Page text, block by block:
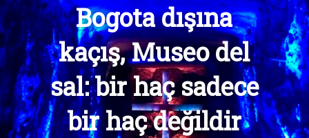
Bogota dışına
kaçış, Museo del
sal: bir haç sadece
bir haç değildir